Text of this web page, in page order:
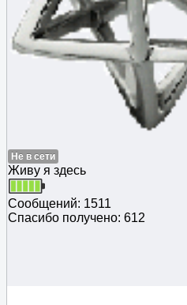
Не в сети
Живу я здесь
Сообщений: 1511
Спасибо получено: 612